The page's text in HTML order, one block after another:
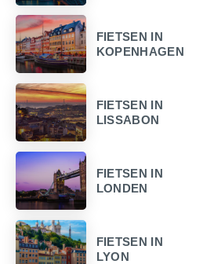
FIETSEN IN
KOPENHAGEN
FIETSEN IN
LISSABON
FIETSEN IN
LONDEN
FIETSEN IN
LYON